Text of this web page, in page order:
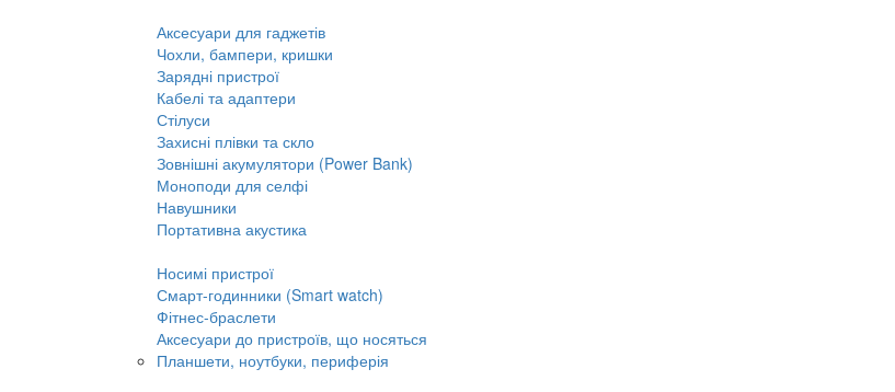
Аксесуари для гаджетів
Чохли, бампери, кришки
Зарядні пристрої
Кабелі та адаптери
Стілуси
Захисні плівки та скло
Зовнішні акумулятори (Power Bank)
Моноподи для селфі
Навушники
Портативна акустика
Носимі пристрої
Смарт-годинники (Smart watch)
Фітнес-браслети
Аксесуари до пристроїв, що носяться
Планшети, ноутбуки, периферія